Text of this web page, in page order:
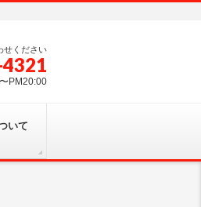
せください
PM20:00
いて